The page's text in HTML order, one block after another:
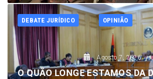
DEBATE JURÍDICO OPINIÃO
Agosto 7, 2026
O QUÃO LONGE ESTAMOS DA